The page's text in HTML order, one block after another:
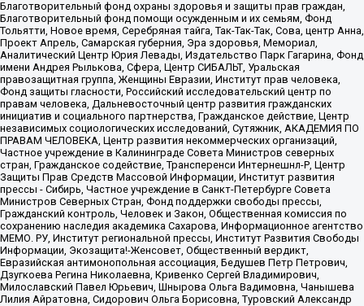
Благотворительный фонд охраны здоровья и защиты прав граждан,
Благотворительный фонд помощи осужденным и их семьям, Фонд
Тольятти, Новое время, Серебряная тайга, Так-Так-Так, Сова, центр Анна,
Проект Апрель, Самарская губерния, Эра здоровья, Мемориал,
Аналитический Центр Юрия Левады, Издательство Парк Гагарина, Фонд
имени Андрея Рылькова, Сфера, Центр СИБАЛЬТ, Уральская
правозащитная группа, Женщины Евразии, Институт прав человека,
Фонд защиты гласности, Российский исследовательский центр по
правам человека, Дальневосточный центр развития гражданских
инициатив и социального партнерства, Гражданское действие, Центр
независимых социологических исследований, Сутяжник, АКАДЕМИЯ ПО
ПРАВАМ ЧЕЛОВЕКА, Центр развития некоммерческих организаций,
Частное учреждение в Калининграде Совета Министров северных
стран, Гражданское содействие, Трансперенси Интернешнл-Р, Центр
Защиты Прав Средств Массовой Информации, Институт развития
прессы - Сибирь, Частное учреждение в Санкт-Петербурге Совета
Министров Северных Стран, Фонд поддержки свободы прессы,
Гражданский контроль, Человек и Закон, Общественная комиссия по
сохранению наследия академика Сахарова, Информационное агентство
МЕМО. РУ, Институт региональной прессы, Институт Развития Свободы
Информации, Экозащита!-Женсовет, Общественный вердикт,
Евразийская антимонопольная ассоциация, Бедушев Петр Петрович,
Дзугкоева Регина Николаевна, Кривенко Сергей Владимирович,
Милославский Павел Юрьевич, Шнырова Ольга Вадимовна, Чанышева
Лилия Айратовна, Сидорович Ольга Борисовна, Туровский Александр